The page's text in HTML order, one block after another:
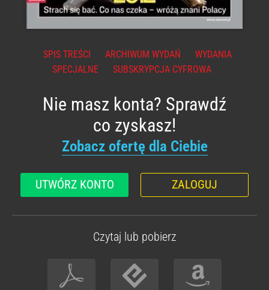
SPIS TREŚCI ARCHIWUM WYDAŃ
WYDANIA
SPECJALNE
SUBSKRYPCJA CYFROWA
Nie masz konta? Sprawdź
co zyskasz!
Zobacz ofertę dla Ciebie
UTWÓRZ KONTO ZALOGUJ
Czytaj lub pobierz